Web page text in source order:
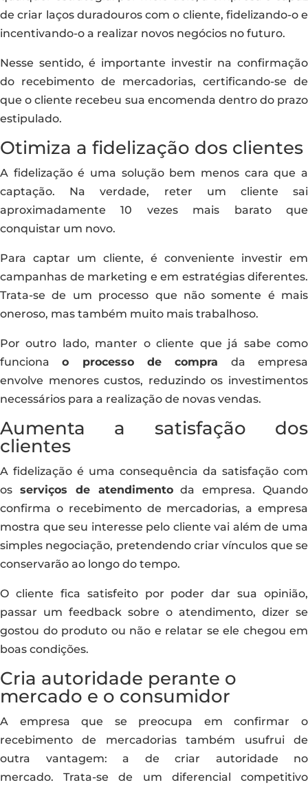
de criar laços duradouros com o cliente, fidelizando-o e
incentivando-o a realizar novos negócios no futuro.
Nesse sentido, é importante investir na confirmação
do recebimento de mercadorias, certificando-se de
que o cliente recebeu sua encomenda dentro do prazo
estipulado.
Otimiza a fidelização dos clientes
A fidelização é uma solução bem menos cara que a
captação. Na verdade, reter um cliente sai
aproximadamente 10 vezes mais barato que
conquistar um novo.
Para captar um cliente, é conveniente investir em
campanhas de marketing e em estratégias diferentes.
Trata-se de um processo que não somente é mais
oneroso, mas também muito mais trabalhoso.
Por outro lado, manter o cliente que já sabe como
funcionao processo de compra da empresa
envolve menores custos, reduzindo os investimentos
necessários para a realização de novas vendas.
Aumenta a satisfação dos
clientes
A fidelização é uma consequência da satisfação com
os serviços de atendimentoda empresa. Quando
confirma o recebimento de mercadorias, a empresa
mostra que seu interesse pelo cliente vai além de uma
simples negociação, pretendendo criar vínculos que se
conservarão ao longo do tempo.
O cliente fica satisfeito por poder dar sua opinião,
passar um feedback sobre o atendimento, dizer se
gostou do produto ou não e relatar se ele chegou em
boas condições.
Cria autoridade perante o
mercado e o consumidor
A empresa que se preocupa em confirmar o
recebimento de mercadorias também usufrui de
outra vantagem: a de criar autoridade no
mercado. Trata-se de um diferencial competitivo